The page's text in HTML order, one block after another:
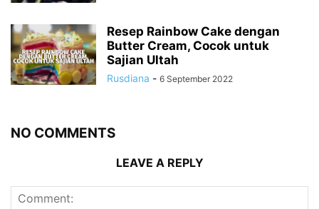
Resep Rainbow Cake dengan
Butter Cream, Cocok untuk
Sajian Ultah
Rusdiana - 6 September 2022
NO COMMENTS
LEAVE A REPLY